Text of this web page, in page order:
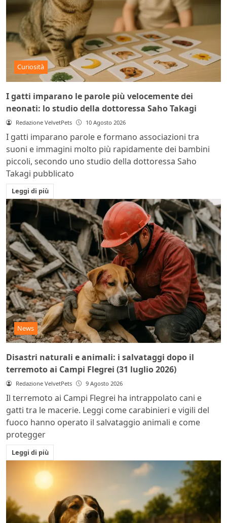
Curiosità
I gatti imparano le parole più velocemente dei
neonati: lo studio della dottoressa Saho Takagi
Redazione VelvetPets 10 Agosto 2026
I gatti imparano parole e formano associazioni tra
suoni e immagini molto più rapidamente dei bambini
piccoli, secondo uno studio della dottoressa Saho
Takagi pubblicato
Leggi di più
News
Disastri naturali e animali: i salvataggi dopo il
terremoto ai Campi Flegrei (31 luglio 2026)
Redazione VelvetPets 9 Agosto 2026
Il terremoto ai Campi Flegrei ha intrappolato cani e
gatti tra le macerie. Leggi come carabinieri e vigili del
fuoco hanno operato il salvataggio animali e come
protegger
Leggi di più